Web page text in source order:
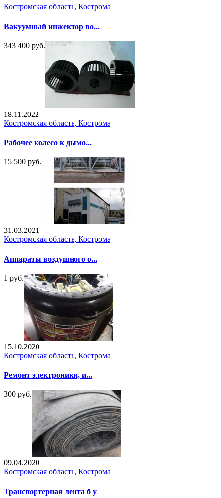
Костромская область, Кострома
Вакуумный инжектор во...
343 400 руб.
18.11.2022
Костромская область, Кострома
Рабочее колесо к дымо...
15 500 руб.
31.03.2021
Костромская область, Кострома
Аппараты воздушного о...
1 руб.
15.10.2020
Костромская область, Кострома
Ремонт электроники, и...
300 руб.
09.04.2020
Костромская область, Кострома
Транспортерная лента б у